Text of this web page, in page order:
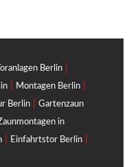
Toranlagen Berlin
Montagen Berlin
Berlin |Gartenzaun
in
Einfahrtstor Berlin